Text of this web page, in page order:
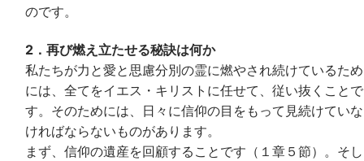
のです。
2．再び燃え立たせる秘訣は何か
私たちが力と愛と思慮分別の霊に燃やされ続けているため
には、全てをイエス・キリストに任せて、従い抜くことで
す。そのためには、日々に信仰の目をもって見続けていな
ければならないものがあります。
まず、信仰の遺産を回顧することです（１章５節）。そし